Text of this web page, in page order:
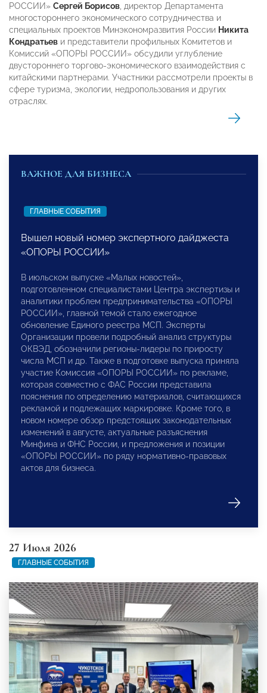
РОССИИ» Сергей Борисов, директор Департамента
многостороннего экономического сотрудничества и
специальных проектов Минэкономразвития России Никита
Кондратьев и представители профильных Комитетов и
Комиссий «ОПОРЫ РОССИИ» обсудили углубление
двустороннего торгово-экономического взаимодействия с
китайскими партнерами. Участники рассмотрели проекты в
сфере туризма, экологии, недропользования и других
отраслях.
ВАЖНОЕ ДЛЯ БИЗНЕСА
ГЛАВНЫЕ СОБЫТИЯ
Вышел новый номер экспертного дайджеста
«ОПОРЫ РОССИИ»
В июльском выпуске «Малых новостей»,
подготовленном специалистами Центра экспертизы и
аналитики проблем предпринимательства «ОПОРЫ
РОССИИ», главной темой стало ежегодное
обновление Единого реестра МСП. Эксперты
Организации провели подробный анализ структуры
ОКВЭД, обозначили регионы-лидеры по приросту
числа МСП и др. Также в подготовке выпуска приняла
участие Комиссия «ОПОРЫ РОССИИ» по рекламе,
которая совместно с ФАС России представила
пояснения по определению материалов, считающихся
рекламой и подлежащих маркировке. Кроме того, в
новом номере обзор предстоящих законодательных
изменений в августе, актуальные разъяснения
Минфина и ФНС России, и предложения и позиции
«ОПОРЫ РОССИИ» по ряду нормативно-правовых
актов для бизнеса.
27 Июля 2026
ГЛАВНЫЕ СОБЫТИЯ